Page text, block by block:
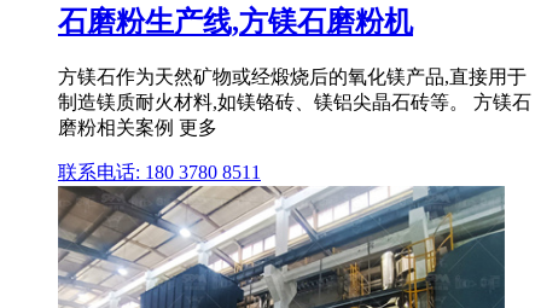
石磨粉生产线,方镁石磨粉机
方镁石作为天然矿物或经煅烧后的氧化镁产品,直接用于
制造镁质耐火材料,如镁铬砖、镁铝尖晶石砖等。 方镁石
磨粉相关案例 更多
联系电话: 180 3780 8511